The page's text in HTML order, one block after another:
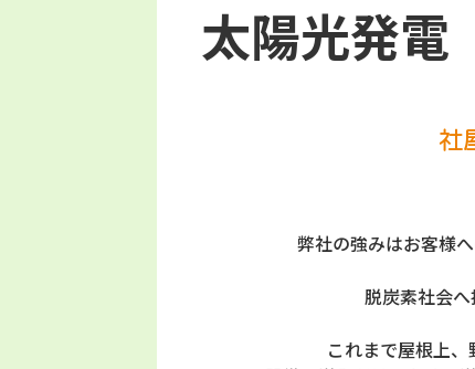
太陽光発電
社
弊社の強みはお客様
脱炭素社会
これまで屋根上